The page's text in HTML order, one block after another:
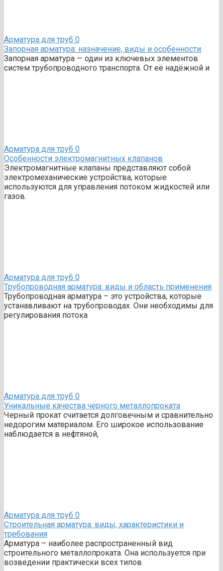
Арматура для труб 0
Запорная арматура: назначение, виды и особенности
Запорная арматура — один из ключевых элементов
систем трубопроводного транспорта. От её надёжной и
Арматура для труб 0
Особенности электромагнитных клапанов
Электромагнитные клапаны представляют собой
электромеханические устройства, которые
используются для управления потоком жидкостей или
газов.
Арматура для труб 0
Трубопроводная арматура: виды и область применения
Трубопроводная арматура – это устройства, которые
устанавливают на трубопроводах. Они необходимы для
регулирования потока
Арматура для труб 0
Уникальные качества черного металлопроката
Черный прокат считается долговечным и сравнительно
недорогим материалом. Его широкое использование
наблюдается в нефтяной,
Арматура для труб 0
Строительная арматура: виды, характеристики и
требования
Арматура – наиболее распространенный вид
строительного металлопроката. Она используется при
возведении практически всех типов